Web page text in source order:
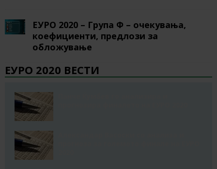
ЕУРО 2020 – Група Ф – очекувања,
коефициенти, предлози за
обложување
ЕУРО 2020 ВЕСТИ